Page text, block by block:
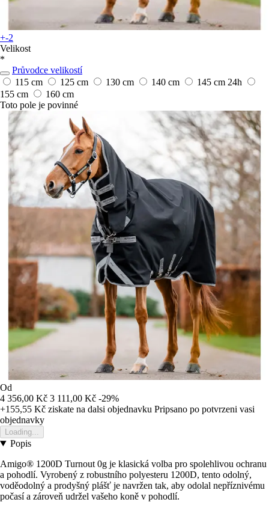
+-2
Velikost
*
Průvodce velikostí
115 cm
125 cm 130 cm 140 cm 145 cm 24h
155 cm
160 cm
Toto pole je povinné
Od
4 356,00 Kč 3 111,00 Kč -29%
+155,55 Kč ziskate na dalsi objednavku Pripsano po potvrzeni vasi
objednavky
Loading...
Popis
Amigo® 1200D Turnout 0g je klasická volba pro spolehlivou ochranu
a pohodlí. Vyrobený z robustního polyesteru 1200D, tento odolný,
voděodolný a prodyšný plášť je navržen tak, aby odolal nepříznivému
počasí a zároveň udržel vašeho koně v pohodlí.